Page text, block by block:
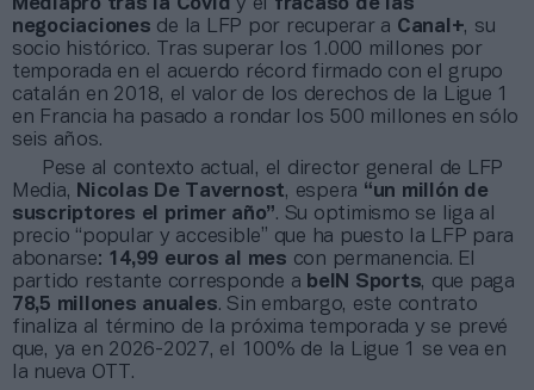
Mediapro tras la Covid y el fracaso de las
negociaciones de la LFP por recuperar a Canal+, su
socio histórico. Tras superar los 1.000 millones por
temporada en el acuerdo récord firmado con el grupo
catalán en 2018, el valor de los derechos de la Ligue 1
en Francia ha pasado a rondar los 500 millones en sólo
seis años.
Pese al contexto actual, el director general de LFP
Media, Nicolas De Tavernost, espera “un millón de
suscriptores el primer año”. Su optimismo se liga al
precio “popular y accesible” que ha puesto la LFP para
abonarse: 14,99 euros al mes con permanencia. El
partido restante corresponde a beIN Sports, que paga
78,5 millones anuales. Sin embargo, este contrato
finaliza al término de la próxima temporada y se prevé
que, ya en 2026-2027, el 100% de la Ligue 1 se vea en
la nueva OTT.